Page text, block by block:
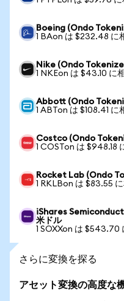
Boeing (Ondo
1 BAon は $232.48 に
Nike (Ondo
1 NKEon は $43.10 に
Abbott (Ondo
1 ABTon は $108.41 に
Costco (Ondo
1 COSTon は $948.18
Rocket Lab (Ondo
1 RKLBon は $83.55
iShares
米ドル
1 SOXXon は $543.70
さらに変換を探る
アセット変換の高度な